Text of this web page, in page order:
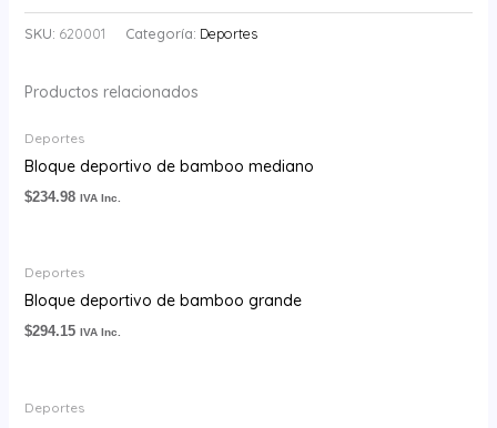
SKU: 620001 Categoría: Deportes
Productos relacionados
Deportes
Bloque deportivo de bamboo mediano
$234.98 IVA Inc.
Deportes
Bloque deportivo de bamboo grande
$294.15 IVA Inc.
Deportes